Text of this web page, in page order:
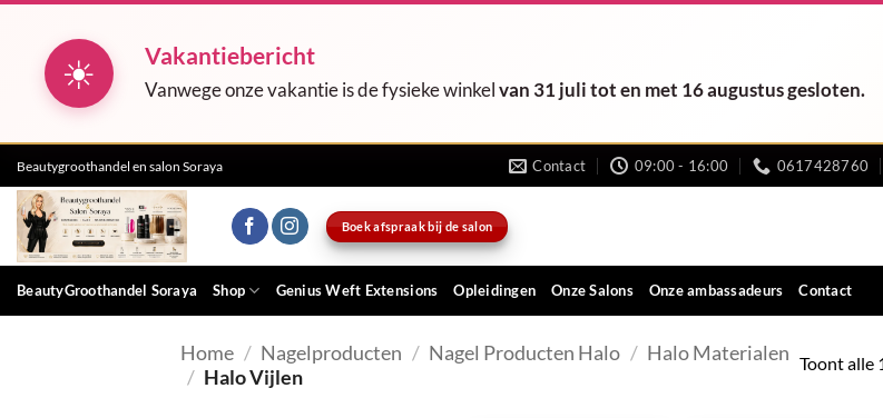
☀ Vakantiebericht
Vanwege onze vakantie is de fysieke winkelvan 31 juli tot en met 16 augustus gesloten.
Ga
naar
inhoud
Beautygroothandel en salon Soraya Contact 09:00 - 16:00 0617428760
Boek afspraak bij de salon
BeautyGroothandel Soraya Shop Genius Weft Extensions Opleidingen Onze Salons Onze ambassadeurs Contact
Home / Nagelproducten / Nagel Producten Halo / Halo Materialen
/ Halo Vijlen
Toont alle